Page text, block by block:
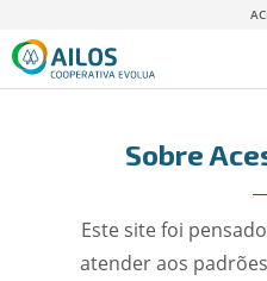
Sobre
Este site foi
atender aos